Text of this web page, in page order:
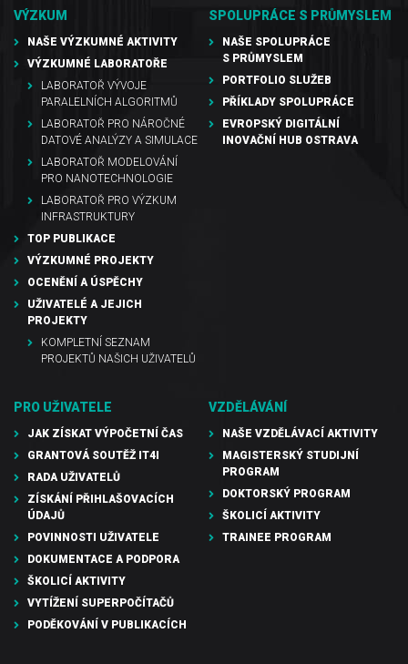
VÝZKUM
NAŠE VÝZKUMNÉ AKTIVITY
VÝZKUMNÉ LABORATOŘE
LABORATOŘ VÝVOJE
PARALELNÍCH ALGORITMŮ
LABORATOŘ PRO NÁROČNÉ
DATOVÉ ANALÝZY A SIMULACE
LABORATOŘ MODELOVÁNÍ
PRO NANOTECHNOLOGIE
LABORATOŘ PRO VÝZKUM
INFRASTRUKTURY
TOP PUBLIKACE
VÝZKUMNÉ PROJEKTY
OCENĚNÍ A ÚSPĚCHY
UŽIVATELÉ A JEJICH
PROJEKTY
KOMPLETNÍ SEZNAM
PROJEKTŮ NAŠICH UŽIVATELŮ
SPOLUPRÁCE S PRŮMYSLEM
NAŠE SPOLUPRÁCE
S PRŮMYSLEM
PORTFOLIO SLUŽEB
PŘÍKLADY SPOLUPRÁCE
EVROPSKÝ DIGITÁLNÍ
INOVAČNÍ HUB OSTRAVA
PRO UŽIVATELE
JAK ZÍSKAT VÝPOČETNÍ ČAS
GRANTOVÁ SOUTĚŽ IT4I
RADA UŽIVATELŮ
ZÍSKÁNÍ PŘIHLAŠOVACÍCH
ÚDAJŮ
POVINNOSTI UŽIVATELE
DOKUMENTACE A PODPORA
ŠKOLICÍ AKTIVITY
VYTÍŽENÍ SUPERPOČÍTAČŮ
PODĚKOVÁNÍ V PUBLIKACÍCH
VZDĚLÁVÁNÍ
NAŠE VZDĚLÁVACÍ AKTIVITY
MAGISTERSKÝ STUDIJNÍ
PROGRAM
DOKTORSKÝ PROGRAM
ŠKOLICÍ AKTIVITY
TRAINEE PROGRAM